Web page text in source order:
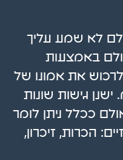
לא שמע עליך
באמצעות
את אמונו של
ישנן גישות שונות
ככלל ניתן לומר
מרכזיים: הכרות, זיכרון,